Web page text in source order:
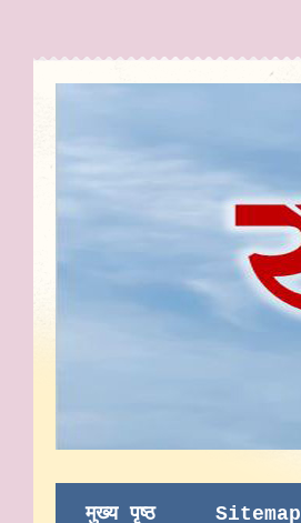
मुख्य पृष्ठ Sitemap